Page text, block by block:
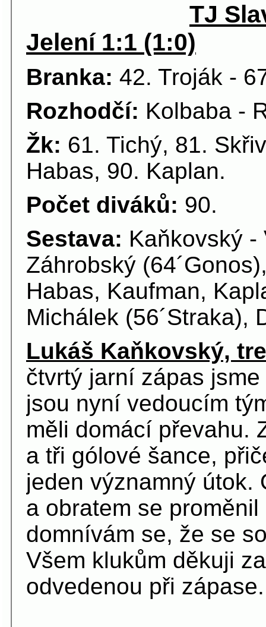
TJ
Jelení 1:1 (1:0)
Branka: 42. Troják -
Rozhodčí: Kolbaba -
Žk: 61. Tichý, 81.
Habas, 90. Kaplan.
Počet diváků: 90.
Sestava: Kaňkovský -
Záhrobský
Habas, Kaufman,
Michálek (56´Straka),
Lukáš Kaňkovský,
čtvrtý jarní zápas
jsou nyní vedoucím
měli domácí převahu.
a tři gólové šance,
jeden významný útok.
a obratem se
domnívám se, že se
Všem klukům děkuji
odvedenou při zápase.